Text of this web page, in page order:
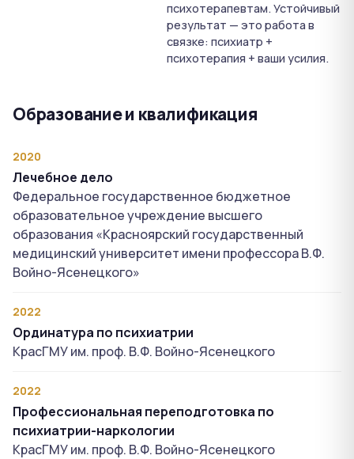
психотерапевтам. Устойчивый
результат — это работа в
связке: психиатр +
психотерапия + ваши усилия.
Образование и квалификация
2020
Лечебное дело
Федеральное государственное бюджетное
образовательное учреждение высшего
образования «Красноярский государственный
медицинский университет имени профессора В.Ф.
Войно-Ясенецкого»
2022
Ординатура по психиатрии
КрасГМУ им. проф. В.Ф. Войно-Ясенецкого
2022
Профессиональная переподготовка по
психиатрии-наркологии
КрасГМУ им. проф. В.Ф. Войно-Ясенецкого